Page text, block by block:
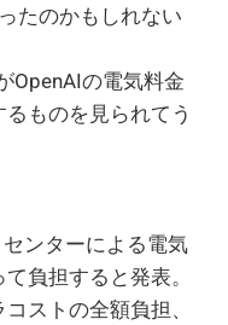
たのかもしれない
OpenAIの電気料金
ものを見られてう
ンターによる電気
負担すると発表。
ストの全額負担、